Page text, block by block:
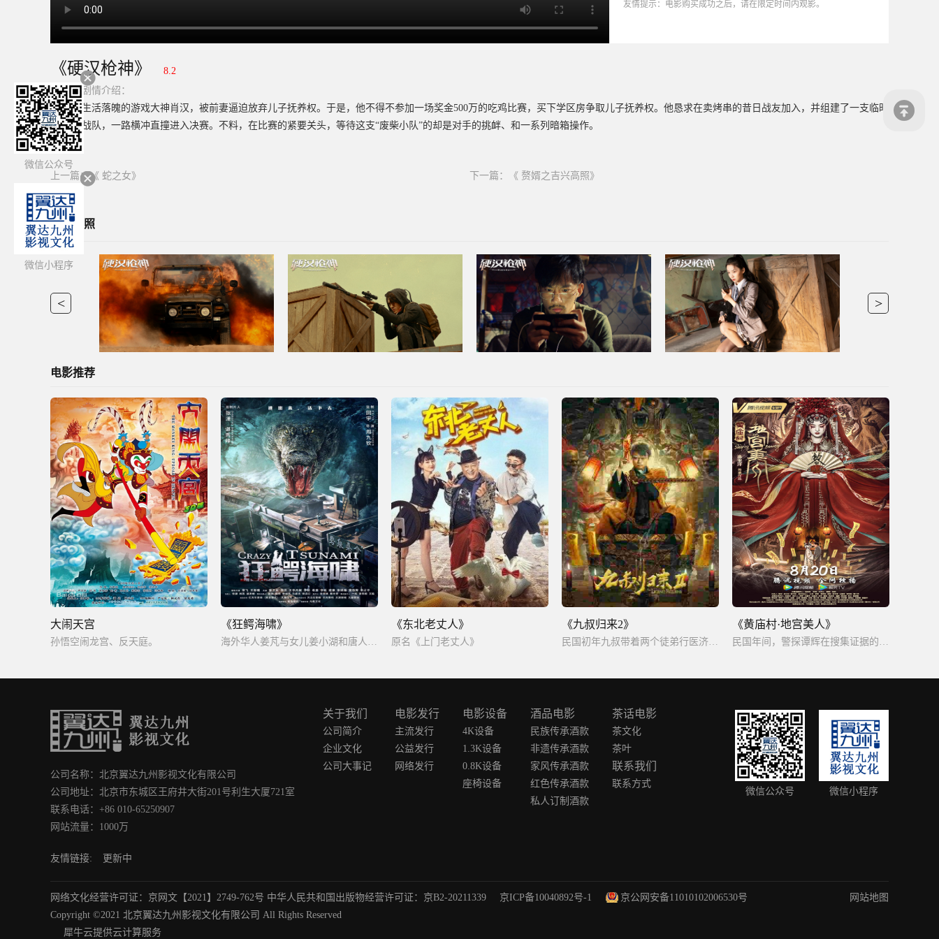
友情提示：电影购买成功之后，请在限定时间内观影。
《硬汉枪神》
8.2
简介： 剧情介绍：
生活落魄的游戏大神肖汉，被前妻逼迫放弃儿子抚养权。于是，他不得不参加一场奖金500万的吃鸡比赛，买下学区房争取儿子抚养权。他恳求在卖烤串的昔日战友加入，并组建了一支临时
战队，一路横冲直撞进入决赛。不料，在比赛的紧要关头，等待这支“废柴小队”的却是对手的挑衅、和一系列暗箱操作。
上一篇：《 蛇之女》 下一篇： 《 赘婿之吉兴高照》
影片剧照
< >
电影推荐
大闹天宫
孙悟空闹龙宫、反天庭。
《狂鳄海啸》
海外华人姜芃与女儿姜小湖和唐人街众人齐心协力与巨鳄奋力搏杀，并逐步揭开幕后真相。
《东北老丈人》
原名《上门老丈人》
《九叔归来2》
民国初年九叔带着两个徒弟行医济世，却不曾想到：隐藏于吉祥镇的猫僵利用人性私欲助其开启黄河鬼棺，一场血案阴谋拉开序幕，九叔师徒为保乡民平安，展开了一场探索这场灵异事件背后。
《黄庙村·地宫美人》
民国年间，警探谭辉在搜集证据的过程中,竟慢慢揭开了民国少女遭囚禁的惊天秘密。
微信公众号
微信小程序
公司名称：北京翼达九州影视文化有限公司
公司地址：北京市东城区王府井大街201号利生大厦721室
联系电话：+86 010-65250907
网站流量：1000万
关于我们
公司简介
企业文化
公司大事记
电影发行
主流发行
公益发行
网络发行
电影设备
4K设备
1.3K设备
0.8K设备
座椅设备
酒品电影
民族传承酒款
非遗传承酒款
家风传承酒款
红色传承酒款
私人订制酒款
茶话电影
茶文化
茶叶
联系我们
联系方式
微信公众号 微信小程序
友情链接: 更新中
网络文化经营许可证：京网文【2021】2749-762号 中华人民共和国出版物经营许可证：京B2-20211339 京ICP备10040892号-1 京公网安备11010102006530号
网站地图
Copyright ©2021 北京翼达九州影视文化有限公司 All Rights Reserved
犀牛云提供云计算服务